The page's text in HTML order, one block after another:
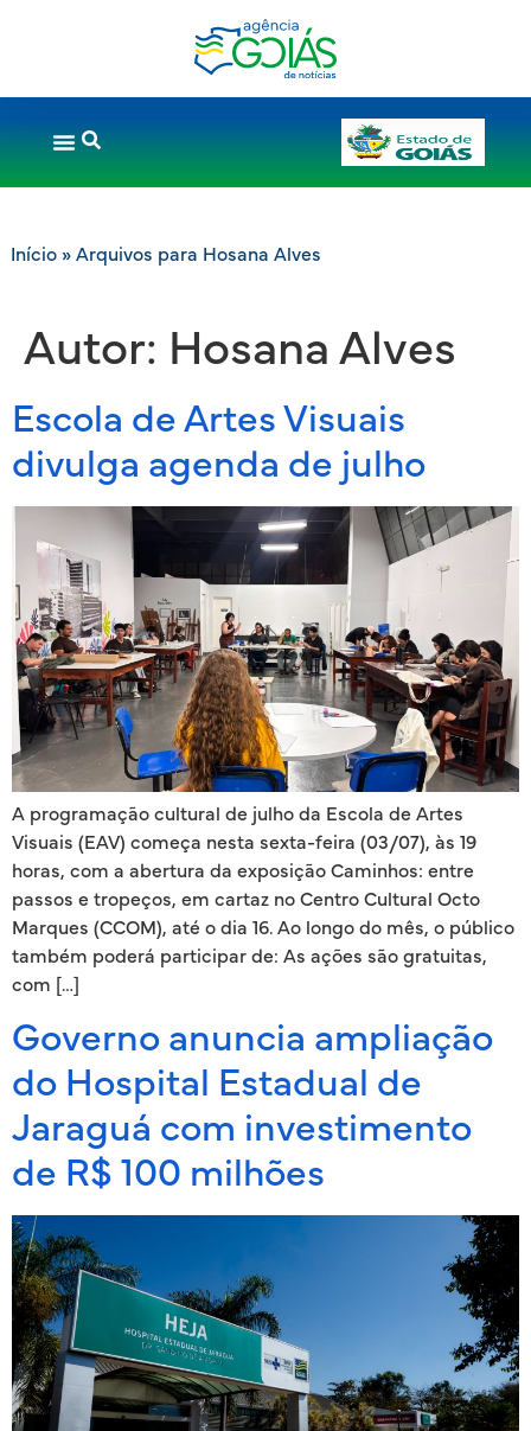
Início» Arquivos para Hosana Alves
Autor: Hosana Alves
Escola de Artes Visuais
divulga agenda de julho
A programação cultural de julho da Escola de Artes
Visuais (EAV) começa nesta sexta-feira (03/07), às 19
horas, com a abertura da exposição Caminhos: entre
passos e tropeços, em cartaz no Centro Cultural Octo
Marques (CCOM), até o dia 16. Ao longo do mês, o público
também poderá participar de: As ações são gratuitas,
com […]
Governo anuncia ampliação
do Hospital Estadual de
Jaraguá com investimento
de R$ 100 milhões